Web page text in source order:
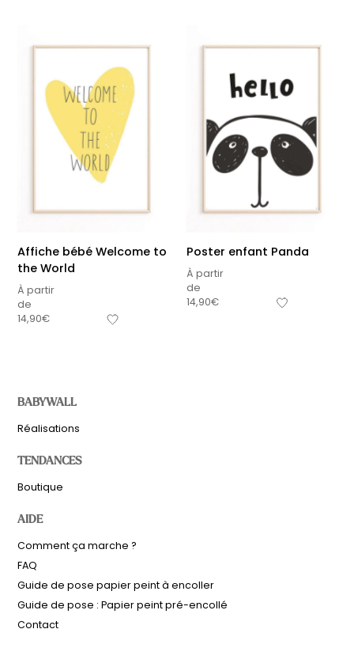
Affiche bébé Welcome to
the World
À partir
de
14,90€
Poster enfant Panda
À partir
de
14,90€
BABYWALL
Réalisations
TENDANCES
Boutique
AIDE
Comment ça marche ?
FAQ
Guide de pose papier peint à encoller
Guide de pose : Papier peint pré-encollé
Contact